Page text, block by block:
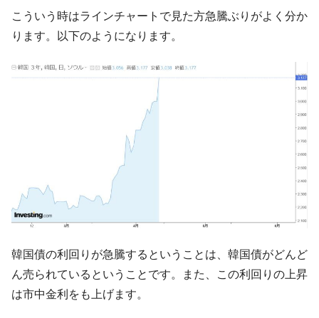
『Money1』
韓国製造業「半導体絶好調」のウラで他業
種は全般的「不調」⇒ PSIが示す現況は決して良くない。
ン』1人当たり賠償10万ウォンを認定 ⇒ 総額3兆7,000億
韓国で猛暑。南東部では干ばつ
韓国型イージス搭載の次世代駆逐艦
「KDDX」1番艦、2032年竣工と公示
【対日本円】ウォン安が急進！ 日米の協調
に韓国がいっちょがみしたのでは。
『Money1』
韓国政府『BYD』車への補助金を全廃 ⇒ 実
は韓国で『BYD』車は売れている。6カ月で対前年同期比
1.9倍！
く空港に詰めかけ「出て行け！」「極右勢力」のプラカー
ドを掲げる「在韓反米勢力」
『Money1』
韓国政府「2035年までに18.4GW規模のAIデ
こういう時はラインチャートで見た方急騰ぶりがよく分か
ります。以下のようになります。
韓国債の利回りが急騰するということは、韓国債がどんど
ん売られているということです。また、この利回りの上昇
は市中金利をも上げます。